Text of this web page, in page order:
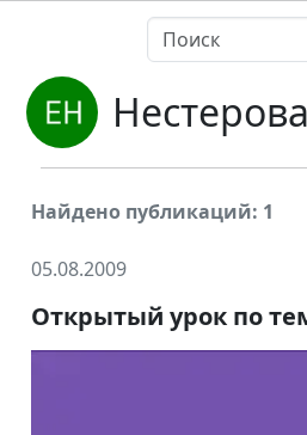
Найдено публикаций: 1
05.08.2009
Открытый урок по